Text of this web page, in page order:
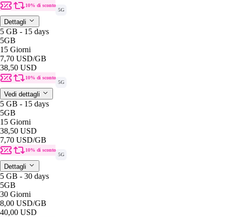
10% di sconto
5G
Dettagli
5 GB - 15 days
5GB
15 Giorni
7,70 USD/GB
38,50 USD
10% di sconto
5G
Vedi dettagli
5 GB - 15 days
5GB
15 Giorni
38,50 USD
7,70 USD/GB
10% di sconto
5G
Dettagli
5 GB - 30 days
5GB
30 Giorni
8,00 USD/GB
40,00 USD